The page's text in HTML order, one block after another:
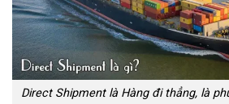
Direct Shipment là Hàng đi thẳng, là